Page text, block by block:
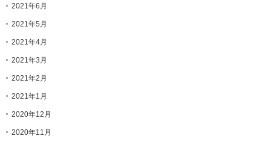
2021年6月
2021年5月
2021年4月
2021年3月
2021年2月
2021年1月
2020年12月
2020年11月